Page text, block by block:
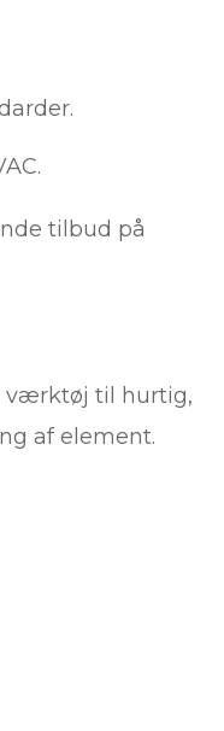
tilbud på
værktøj til hurtig,
af element.